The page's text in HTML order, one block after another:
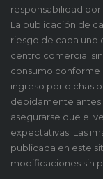
responsabilidad
La publicación de
riesgo de cada uno
centro comercial
consumo conforme
ingreso por dichas
debidamente
asegurarse que el
expectativas. Las
publicada en este
modificaciones sin